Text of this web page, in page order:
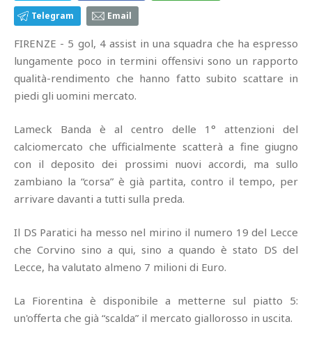
Telegram Email
FIRENZE - 5 gol, 4 assist in una squadra che ha espresso
lungamente poco in termini offensivi sono un rapporto
qualità-rendimento che hanno fatto subito scattare in
piedi gli uomini mercato.
Lameck Banda è al centro delle 1° attenzioni del
calciomercato che ufficialmente scatterà a fine giugno
con il deposito dei prossimi nuovi accordi, ma sullo
zambiano la “corsa” è già partita, contro il tempo, per
arrivare davanti a tutti sulla preda.
Il DS Paratici ha messo nel mirino il numero 19 del Lecce
che Corvino sino a qui, sino a quando è stato DS del
Lecce, ha valutato almeno 7 milioni di Euro.
La Fiorentina è disponibile a metterne sul piatto 5:
un'offerta che già “scalda” il mercato giallorosso in uscita.